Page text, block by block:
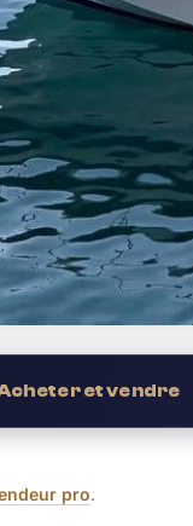
et vendre
pro.